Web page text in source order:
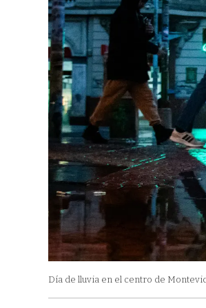
Día de lluvia en el centro de